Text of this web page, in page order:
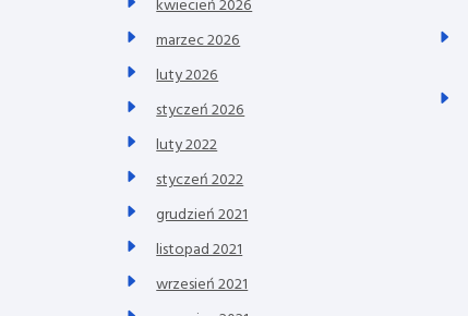
kwiecień 2026
marzec 2026
luty 2026
styczeń 2026
luty 2022
styczeń 2022
grudzień 2021
listopad 2021
wrzesień 2021